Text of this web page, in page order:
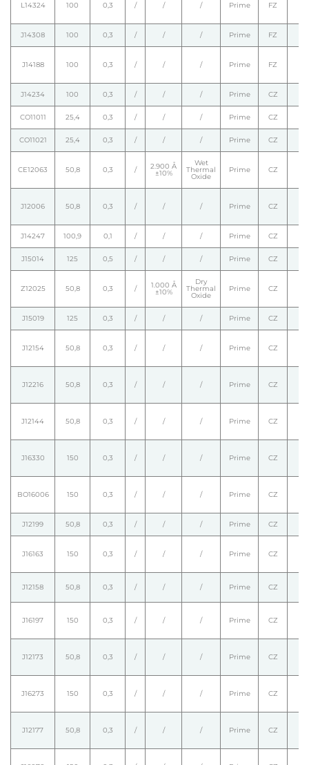
L14324 100 0,3 / / / Prime FZ
J14308 100 0,3 / / / Prime FZ
J14188 100 0,3 / / / Prime FZ
J14234 100 0,3 / / / Prime CZ
CO11011 25,4 0,3 / / / Prime CZ
CO11021 25,4 0,3 / / / Prime CZ
CE12063 50,8 0,3 / 2.900 Å
±10%
Wet
Thermal
Oxide
Prime CZ
J12006 50,8 0,3 / / / Prime CZ
J14247 100,9 0,1 / / / Prime CZ
J15014 125 0,5 / / / Prime CZ
Z12025 50,8 0,3 / 1.000 Å
±10%
Dry
Thermal
Oxide
Prime CZ
J15019 125 0,3 / / / Prime CZ
J12154 50,8 0,3 / / / Prime CZ
J12216 50,8 0,3 / / / Prime CZ
J12144 50,8 0,3 / / / Prime CZ
J16330 150 0,3 / / / Prime CZ
BO16006 150 0,3 / / / Prime CZ
J12199 50,8 0,3 / / / Prime CZ
J16163 150 0,3 / / / Prime CZ
J12158 50,8 0,3 / / / Prime CZ
J16197 150 0,3 / / / Prime CZ
J12173 50,8 0,3 / / / Prime CZ
J16273 150 0,3 / / / Prime CZ
J12177 50,8 0,3 / / / Prime CZ